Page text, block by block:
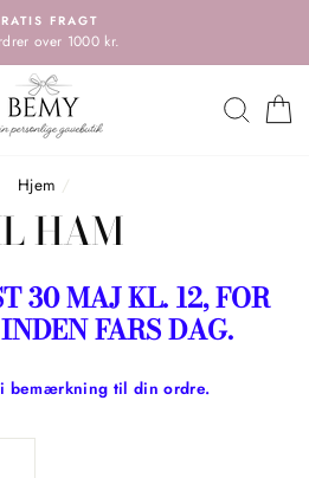
FRAGT
over 1000 kr.
SØG
Hjem /
HAM
30 MAJ KL. 12, FOR
FARS DAG.
bemærkning til din ordre.